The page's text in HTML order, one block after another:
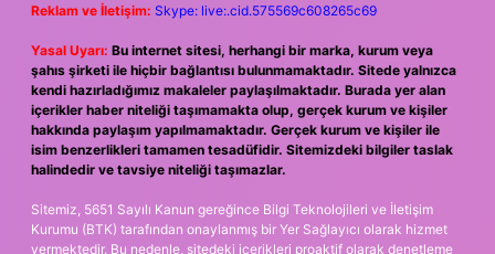
Reklam ve İletişim: Skype: live:.cid.575569c608265c69
Yasal Uyarı: Bu internet sitesi, herhangi bir marka, kurum veya
şahıs şirketi ile hiçbir bağlantısı bulunmamaktadır. Sitede yalnızca
kendi hazırladığımız makaleler paylaşılmaktadır. Burada yer alan
içerikler haber niteliği taşımamakta olup, gerçek kurum ve kişiler
hakkında paylaşım yapılmamaktadır. Gerçek kurum ve kişiler ile
isim benzerlikleri tamamen tesadüfidir. Sitemizdeki bilgiler taslak
halindedir ve tavsiye niteliği taşımazlar.
Sitemiz, 5651 Sayılı Kanun gereğince Bilgi Teknolojileri ve İletişim
Kurumu (BTK) tarafından onaylanmış bir Yer Sağlayıcı olarak hizmet
vermektedir. Bu nedenle, sitedeki içerikleri proaktif olarak denetleme